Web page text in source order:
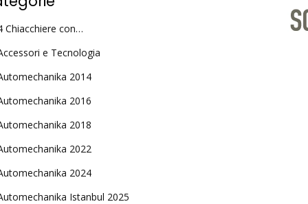
Chiacchiere con…
e Tecnologia
2014
2016
2018
2022
2024
Istanbul 2025